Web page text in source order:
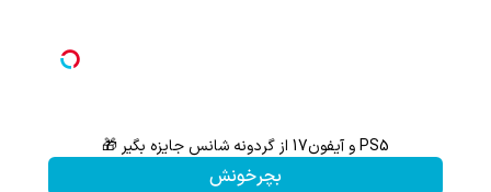
PS5 و آیفون17 از گردونه شانس جایزه بگیر 🎁
بچرخونش